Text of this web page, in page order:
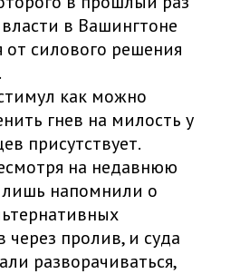
в Вашингтоне
от силового решения
как можно
гнев на милость у
присутствует.
на недавнюю
лишь напомнили о
через пролив, и суда
разворачиваться,